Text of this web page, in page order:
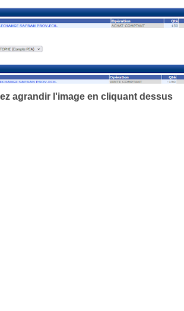
agrandir l'image en cliquant dessus